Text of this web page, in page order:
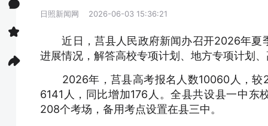
日照新闻网 2026-06-03 15:36:21
近日，莒县人民政府新闻办召开2026年夏
进展情况，解答高校专项计划、地方专项计划
2026年，莒县高考报名人数10060人，较
6141人，同比增加176人。全县共设县一中
208个考场，备用考点设置在县三中。